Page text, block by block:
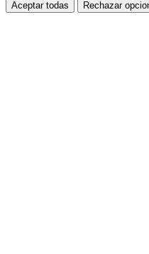
Aceptar todas Rechazar